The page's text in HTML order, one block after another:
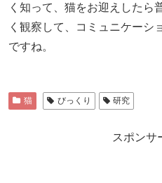
く知って、猫をお迎えしたら
く観察して、コミュニケーシ
ですね。
猫 びっくり 研究
スポンサ